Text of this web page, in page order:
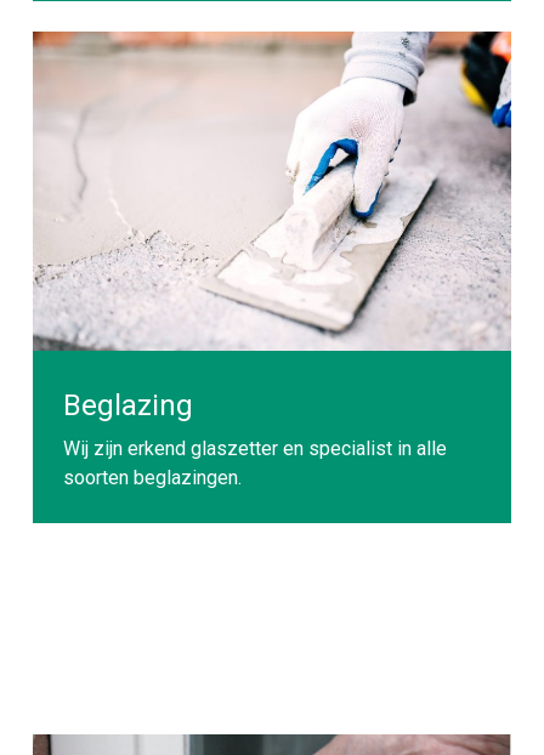
Beglazing
Wij zijn erkend glaszetter en specialist in alle
soorten beglazingen.